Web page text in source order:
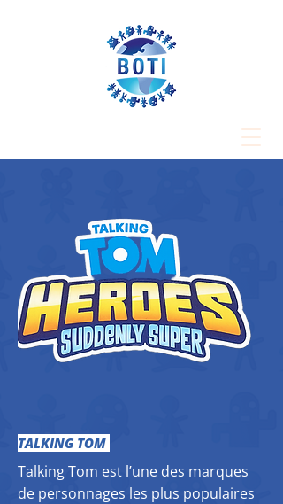
TALKING TOM
Talking Tom est l’une des marques
de personnages les plus populaires